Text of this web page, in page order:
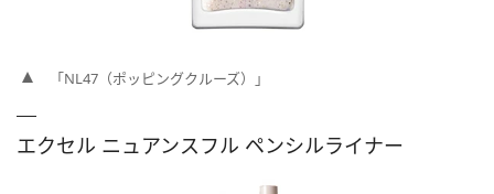
「NL47（ポッピングクルーズ）」
エクセル ニュアンスフル ペンシルライナー